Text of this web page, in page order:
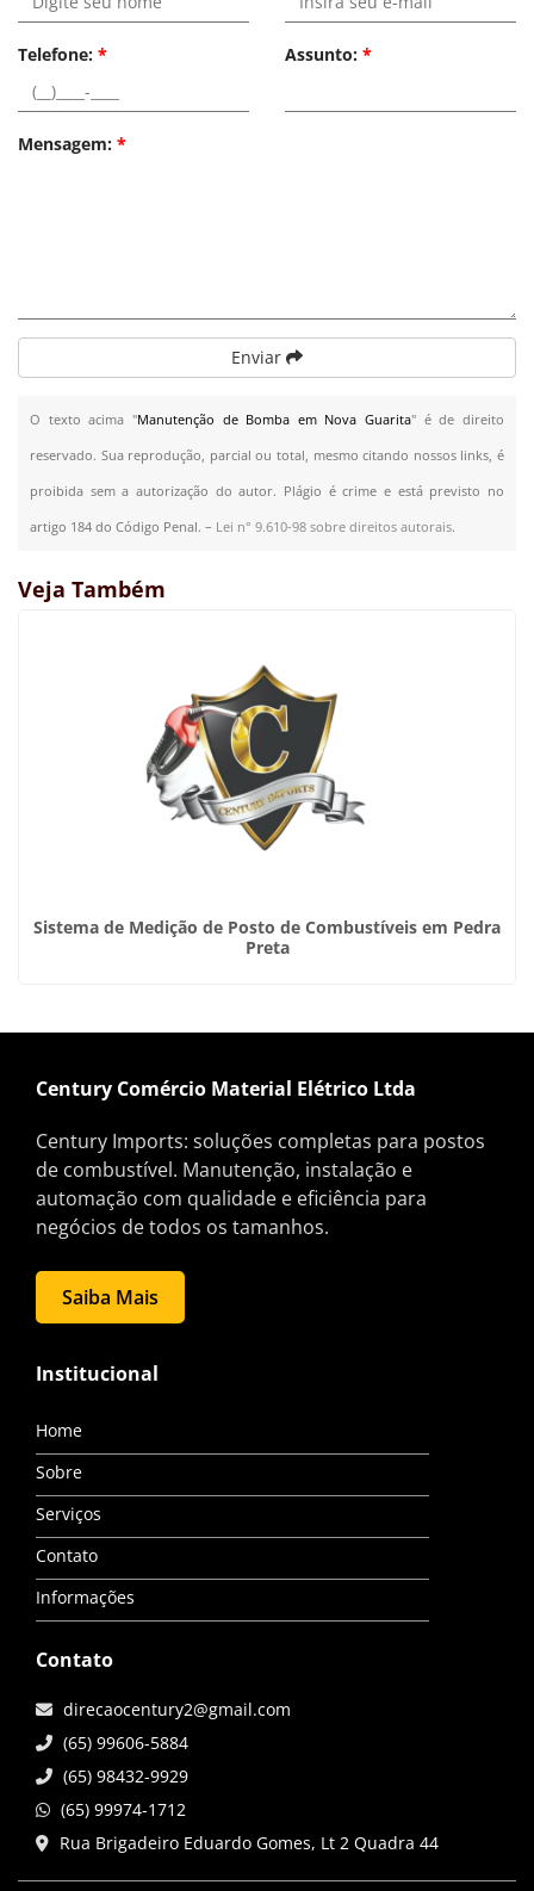
Telefone: * Assunto: *
Mensagem: *
Enviar
O texto acima "Manutenção de Bomba em Nova Guarita" é de direito
reservado. Sua reprodução, parcial ou total, mesmo citando nossos links, é
proibida sem a autorização do autor. Plágio é crime e está previsto no
artigo 184 do Código Penal. – Lei n° 9.610-98 sobre direitos autorais.
Veja Também
Sistema de Medição de Posto de Combustíveis em Pedra
Preta
Century Comércio Material Elétrico Ltda
Century Imports: soluções completas para postos
de combustível. Manutenção, instalação e
automação com qualidade e eficiência para
negócios de todos os tamanhos.
Saiba Mais
Institucional
Home
Sobre
Serviços
Contato
Informações
Contato
direcaocentury2@gmail.com
(65) 99606-5884
(65) 98432-9929
(65) 99974-1712
Rua Brigadeiro Eduardo Gomes, Lt 2 Quadra 44